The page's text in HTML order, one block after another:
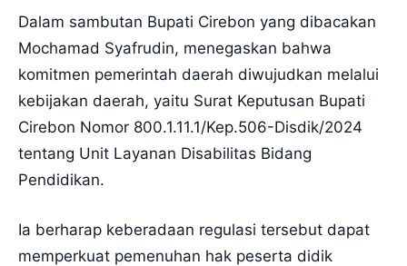
Dalam sambutan Bupati Cirebon yang dibacakan
Mochamad Syafrudin, menegaskan bahwa
komitmen pemerintah daerah diwujudkan melalui
kebijakan daerah, yaitu Surat Keputusan Bupati
Cirebon Nomor 800.1.11.1/Kep.506-Disdik/2024
tentang Unit Layanan Disabilitas Bidang
Pendidikan.
Ia berharap keberadaan regulasi tersebut dapat
memperkuat pemenuhan hak peserta didik